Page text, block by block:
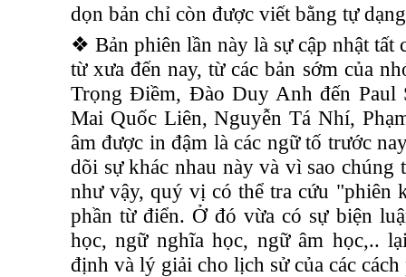
dọn bản chỉ còn được viết bằng tự
❖ Bản phiên lần này là sự cập nhật tất
từ xưa đến nay, từ các bản sớm của
Trọng Điềm, Đào Duy Anh đến Paul
Mai Quốc Liên, Nguyễn Tá Nhí,
âm được in đậm là các ngữ tố trước
dõi sự khác nhau này và vì sao chúng
như vậy, quý vị có thể tra cứu "phiên
phần từ điển. Ở đó vừa có sự biện
học, ngữ nghĩa học, ngữ âm học,..
định và lý giải cho lịch sử của các